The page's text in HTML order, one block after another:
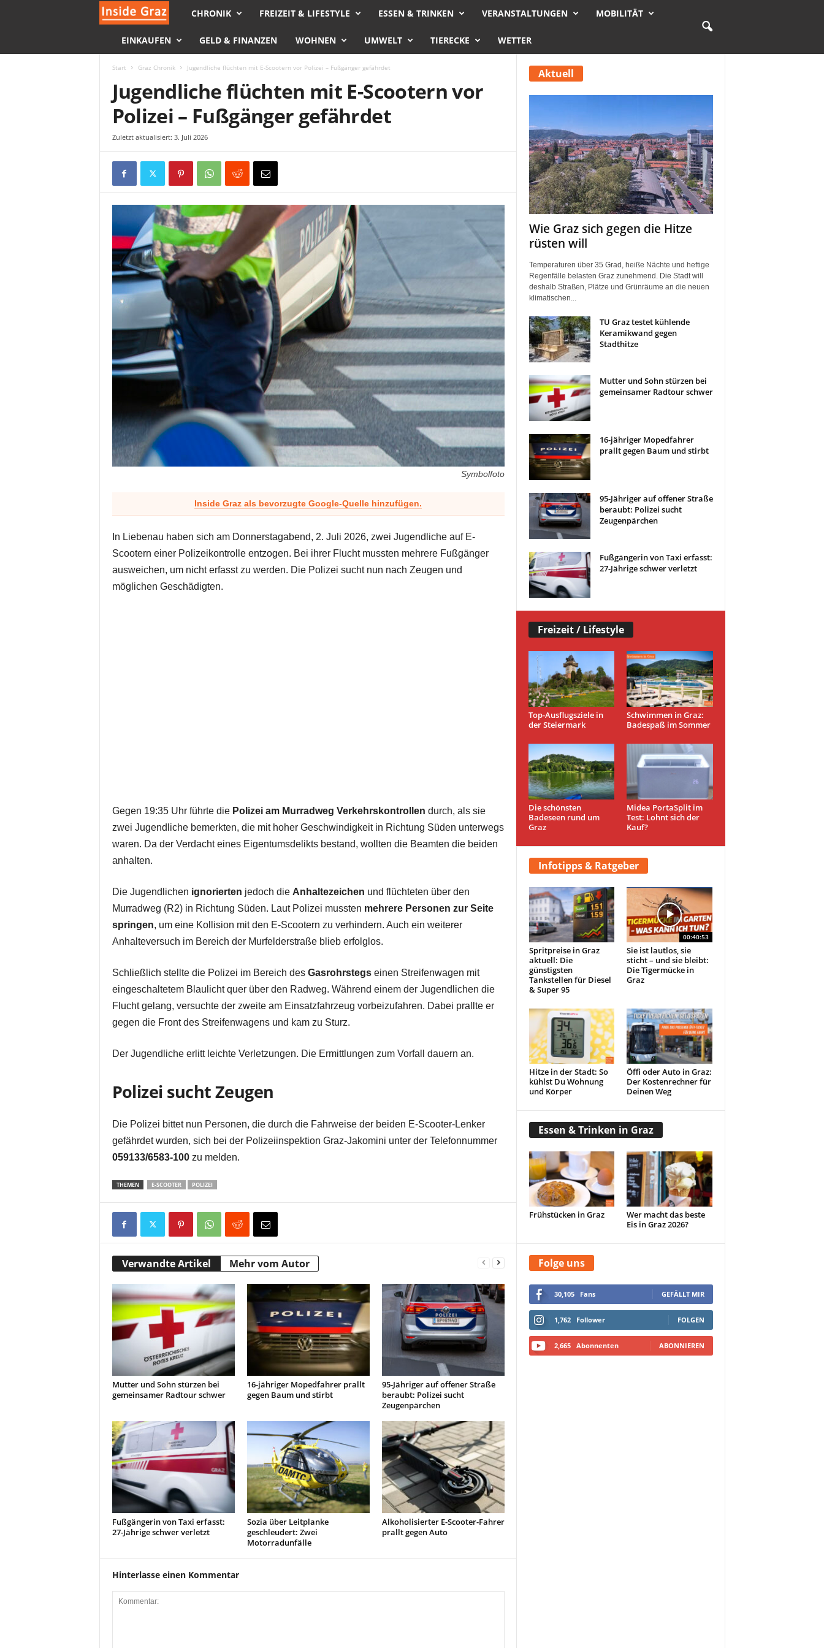
s
d
G
a
z
CHRONIK FREIZEIT & LIFESTYLE ESSEN & TRINKEN VERANSTALTUNGEN MOBILITÄT
EINKAUFEN GELD & FINANZEN WOHNEN UMWELT TIERECKE WETTER
Start Graz Chronik Jugendliche flüchten mit E-Scootern vor Polizei – Fußgänger gefährdet
Jugendliche flüchten mit E-Scootern vor
Polizei – Fußgänger gefährdet
Zuletzt aktualisiert: 3. Juli 2026
Symbolfoto
Inside Graz als bevorzugte Google-Quelle hinzufügen.
In Liebenau haben sich am Donnerstagabend, 2. Juli 2026, zwei Jugendliche auf E-
Scootern einer Polizeikontrolle entzogen. Bei ihrer Flucht mussten mehrere Fußgänger
ausweichen, um nicht erfasst zu werden. Die Polizei sucht nun nach Zeugen und
möglichen Geschädigten.
Gegen 19:35 Uhr führte die Polizei am Murradweg Verkehrskontrollen durch, als sie
zwei Jugendliche bemerkten, die mit hoher Geschwindigkeit in Richtung Süden unterwegs
waren. Da der Verdacht eines Eigentumsdelikts bestand, wollten die Beamten die beiden
anhalten.
Die Jugendlichen ignorierten jedoch die Anhaltezeichen und flüchteten über den
Murradweg (R2) in Richtung Süden. Laut Polizei mussten mehrere Personen zur Seite
springen, um eine Kollision mit den E-Scootern zu verhindern. Auch ein weiterer
Anhalteversuch im Bereich der Murfelderstraße blieb erfolglos.
Schließlich stellte die Polizei im Bereich des Gasrohrstegseinen Streifenwagen mit
eingeschaltetem Blaulicht quer über den Radweg. Während einem der Jugendlichen die
Flucht gelang, versuchte der zweite am Einsatzfahrzeug vorbeizufahren. Dabei prallte er
gegen die Front des Streifenwagens und kam zu Sturz.
Der Jugendliche erlitt leichte Verletzungen. Die Ermittlungen zum Vorfall dauern an.
Polizei sucht Zeugen
Die Polizei bittet nun Personen, die durch die Fahrweise der beiden E-Scooter-Lenker
gefährdet wurden, sich bei der Polizeiinspektion Graz-Jakomini unter der Telefonnummer
059133/6583-100zu melden.
THEMEN E-SCOOTER POLIZEI
Verwandte Artikel Mehr vom Autor
Mutter und Sohn stürzen bei
gemeinsamer Radtour schwer
16-jähriger Mopedfahrer prallt
gegen Baum und stirbt
95-Jähriger auf offener Straße
beraubt: Polizei sucht
Zeugenpärchen
Fußgängerin von Taxi erfasst:
27-Jährige schwer verletzt
Sozia über Leitplanke
geschleudert: Zwei
Motorradunfälle
Alkoholisierter E-Scooter-Fahrer
prallt gegen Auto
Hinterlasse einen Kommentar
Aktuell
Wie Graz sich gegen die Hitze
rüsten will
Temperaturen über 35 Grad, heiße Nächte und heftige
Regenfälle belasten Graz zunehmend. Die Stadt will
deshalb Straßen, Plätze und Grünräume an die neuen
klimatischen...
TU Graz testet kühlende
Keramikwand gegen
Stadthitze
Mutter und Sohn stürzen bei
gemeinsamer Radtour schwer
16-jähriger Mopedfahrer
prallt gegen Baum und stirbt
95-Jähriger auf offener Straße
beraubt: Polizei sucht
Zeugenpärchen
Fußgängerin von Taxi erfasst:
27-Jährige schwer verletzt
Freizeit / Lifestyle
Top-Ausflugsziele in
der Steiermark
Schwimmen in Graz:
Badespaß im Sommer
Die schönsten
Badeseen rund um
Graz
Midea PortaSplit im
Test: Lohnt sich der
Kauf?
Infotipps & Ratgeber
Spritpreise in Graz
aktuell: Die
günstigsten
Tankstellen für Diesel
& Super 95
00:40:53
Sie ist lautlos, sie
sticht – und sie bleibt:
Die Tigermücke in
Graz
Hitze in der Stadt: So
kühlst Du Wohnung
und Körper
Öffi oder Auto in Graz:
Der Kostenrechner für
Deinen Weg
Essen & Trinken in Graz
Frühstücken in Graz
Wer macht das beste
Eis in Graz 2026?
Folge uns
30,105 Fans GEFÄLLT MIR
1,762 Follower FOLGEN
2,665 Abonnenten ABONNIEREN